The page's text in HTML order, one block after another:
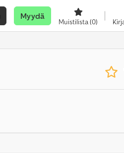
Myydä
Muistilista(0)